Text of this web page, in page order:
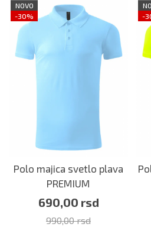
NOVO
-30%
Polo majica svetlo plava
PREMIUM
690,00 rsd
990,00 rsd
-
Polo majica svetlo zelena